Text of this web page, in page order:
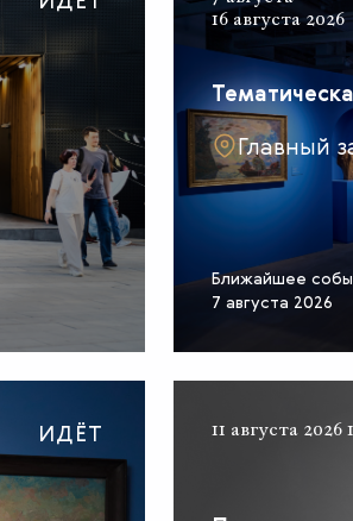
16 августа 2026
Главный
Ближайшее
7 августа 2026
ИДЁТ 11 августа 2026